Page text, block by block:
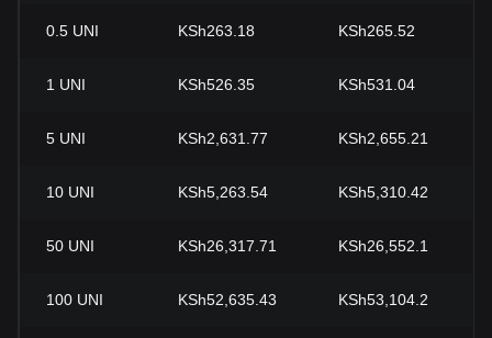
0.5 UNI KSh263.18 KSh265.52
1 UNI KSh526.35 KSh531.04
5 UNI KSh2,631.77 KSh2,655.21
10 UNI KSh5,263.54 KSh5,310.42
50 UNI KSh26,317.71 KSh26,552.1
100 UNI KSh52,635.43 KSh53,104.2